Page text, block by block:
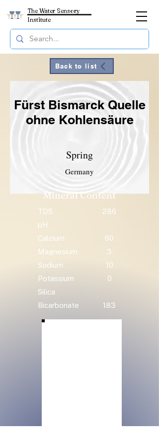
The Water Sensory
Institute
Back to list
Fürst Bismarck Quelle
ohne Kohlensäure
Spring
Germany
Mineral Content
TDS
286
pH
Calcium
60
Magnesium
3
Sodium
10
Potassium
0
Silica
Bicarbonate
183